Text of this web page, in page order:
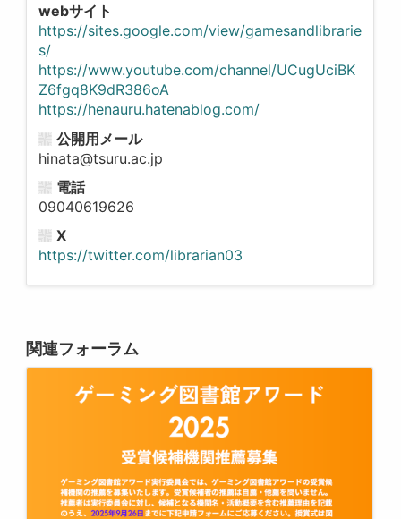
webサイト
https://sites.google.com/view/gamesandlibrarie
s/
https://www.youtube.com/channel/UCugUciBK
Z6fgq8K9dR386oA
https://henauru.hatenablog.com/
公開用メール
hinata@tsuru.ac.jp
電話
09040619626
X
https://twitter.com/librarian03
関連フォーラム